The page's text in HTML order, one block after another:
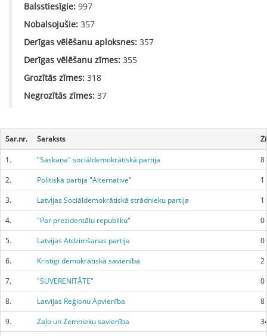
Balsstiesīgie: 997
Nobalsojušie: 357
Derīgas vēlēšanu aploksnes: 357
Derīgas vēlēšanu zīmes: 355
Grozītās zīmes: 318
Negrozītās zīmes: 37
Sar.nr. Saraksts
1. "Saskaņa" sociāldemokrātiskā partija
8
2.
Politiskā partija "Alternative"
1
3.
Latvijas Sociāldemokrātiskā strādnieku partija
1
4.
"Par prezidentālu republiku"
0
5.
Latvijas Atdzimšanas partija
0
6.
Kristīgi demokrātiskā savienība
2
7.
"SUVERENITĀTE"
0
8.
Latvijas Reģionu Apvienība
8
9.
Zaļo un Zemnieku savienība